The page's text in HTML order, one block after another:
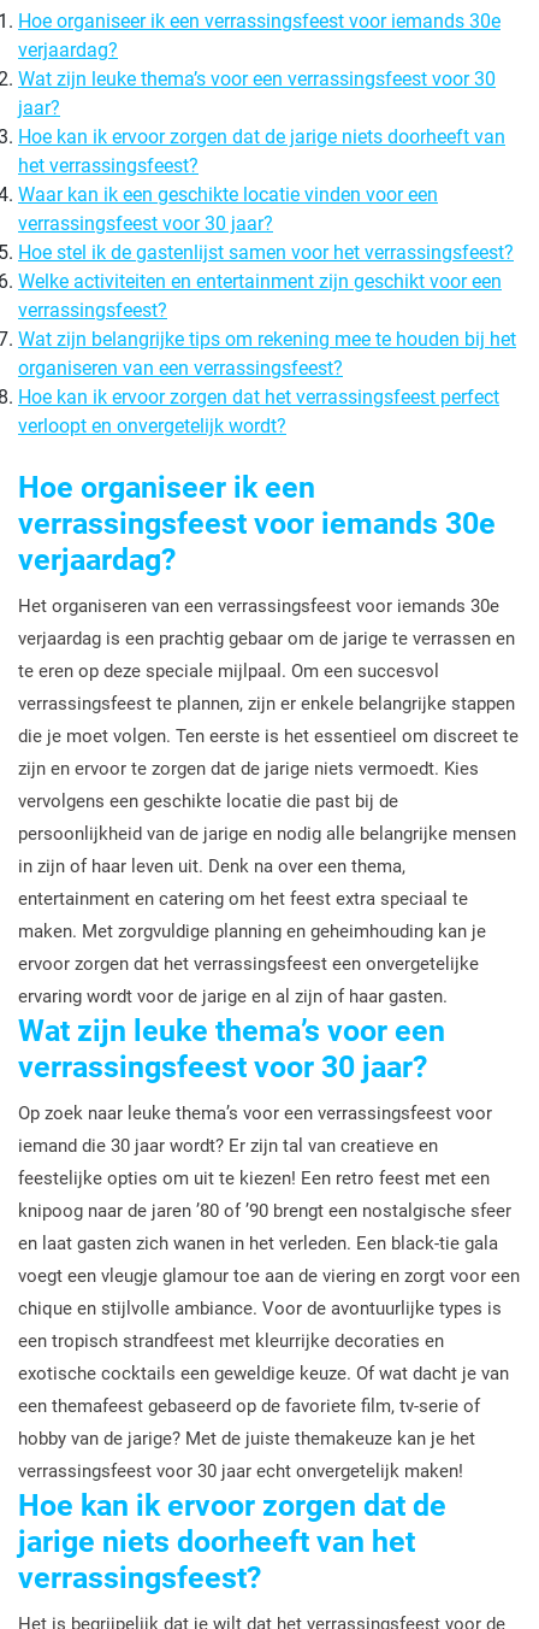
Hoe organiseer ik een verrassingsfeest voor iemands 30e
verjaardag?
Wat zijn leuke thema’s voor een verrassingsfeest voor 30
jaar?
Hoe kan ik ervoor zorgen dat de jarige niets doorheeft van
het verrassingsfeest?
Waar kan ik een geschikte locatie vinden voor een
verrassingsfeest voor 30 jaar?
Hoe stel ik de gastenlijst samen voor het verrassingsfeest?
Welke activiteiten en entertainment zijn geschikt voor een
verrassingsfeest?
Wat zijn belangrijke tips om rekening mee te houden bij het
organiseren van een verrassingsfeest?
Hoe kan ik ervoor zorgen dat het verrassingsfeest perfect
verloopt en onvergetelijk wordt?
Hoe organiseer ik een
verrassingsfeest voor iemands 30e
verjaardag?
Het organiseren van een verrassingsfeest voor iemands 30e
verjaardag is een prachtig gebaar om de jarige te verrassen en
te eren op deze speciale mijlpaal. Om een succesvol
verrassingsfeest te plannen, zijn er enkele belangrijke stappen
die je moet volgen. Ten eerste is het essentieel om discreet te
zijn en ervoor te zorgen dat de jarige niets vermoedt. Kies
vervolgens een geschikte locatie die past bij de
persoonlijkheid van de jarige en nodig alle belangrijke mensen
in zijn of haar leven uit. Denk na over een thema,
entertainment en catering om het feest extra speciaal te
maken. Met zorgvuldige planning en geheimhouding kan je
ervoor zorgen dat het verrassingsfeest een onvergetelijke
ervaring wordt voor de jarige en al zijn of haar gasten.
Wat zijn leuke thema’s voor een
verrassingsfeest voor 30 jaar?
Op zoek naar leuke thema’s voor een verrassingsfeest voor
iemand die 30 jaar wordt? Er zijn tal van creatieve en
feestelijke opties om uit te kiezen! Een retro feest met een
knipoog naar de jaren ’80 of ’90 brengt een nostalgische sfeer
en laat gasten zich wanen in het verleden. Een black-tie gala
voegt een vleugje glamour toe aan de viering en zorgt voor een
chique en stijlvolle ambiance. Voor de avontuurlijke types is
een tropisch strandfeest met kleurrijke decoraties en
exotische cocktails een geweldige keuze. Of wat dacht je van
een themafeest gebaseerd op de favoriete film, tv-serie of
hobby van de jarige? Met de juiste themakeuze kan je het
verrassingsfeest voor 30 jaar echt onvergetelijk maken!
Hoe kan ik ervoor zorgen dat de
jarige niets doorheeft van het
verrassingsfeest?
Het is begrijpelijk dat je wilt dat het verrassingsfeest voor de